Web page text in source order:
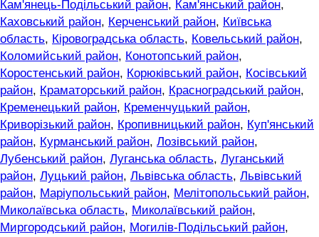
Кам'янець-Подільський район, Кам'янський район,
Каховський район, Керченський район, Київська
область, Кіровоградська область, Ковельський район,
Коломийський район, Конотопський район,
Коростенський район, Корюківський район, Косівський
район, Краматорський район, Красноградський район,
Кременецький район, Кременчуцький район,
Криворізький район, Кропивницький район, Куп'янський
район, Курманський район, Лозівський район,
Лубенський район, Луганська область, Луганський
район, Луцький район, Львівська область, Львівський
район, Маріупольський район, Мелітопольський район,
Миколаївська область, Миколаївський район,
Миргородський район, Могилів-Подільський район,